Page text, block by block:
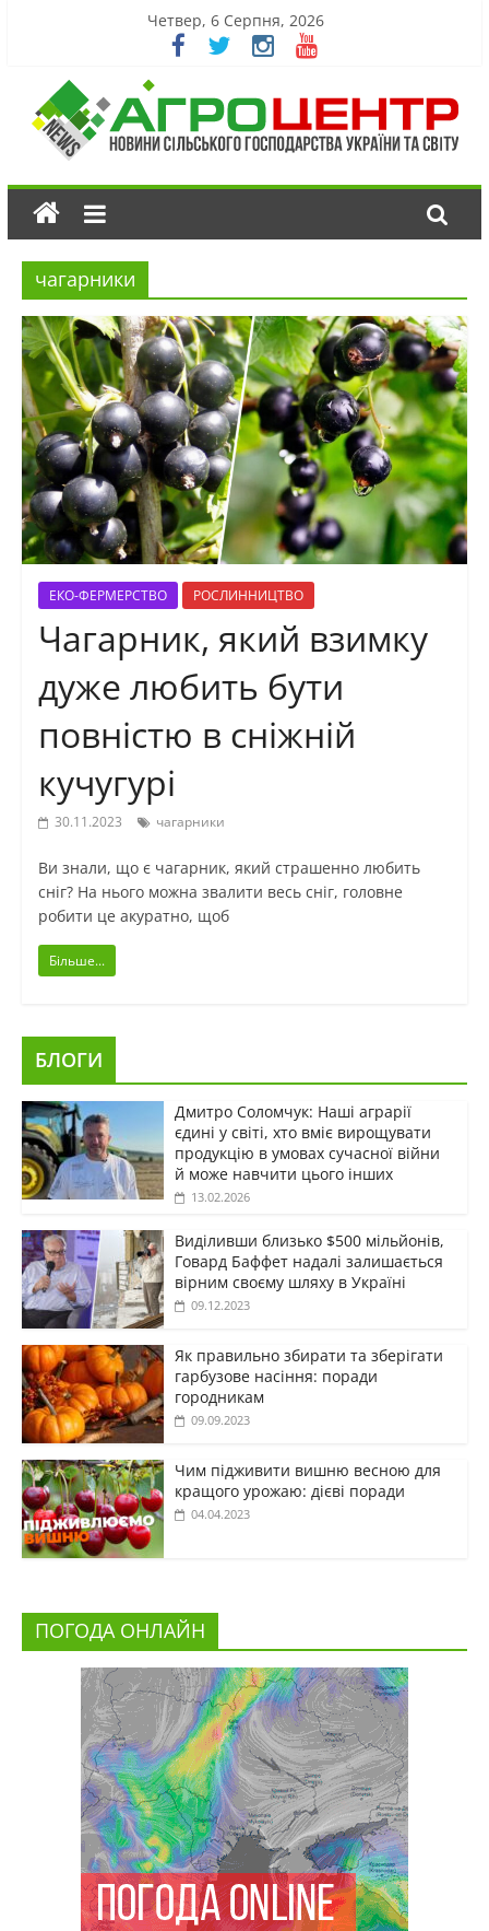
Четвер, 6 Серпня, 2026
чагарники
ЕКО-ФЕРМЕРСТВО РОСЛИННИЦТВО
Чагарник, який взимку
дуже любить бути
повністю в сніжній
кучугурі
30.11.2023 чагарники
Ви знали, що є чагарник, який страшенно любить
сніг? На нього можна звалити весь сніг, головне
робити це акуратно, щоб
Більше...
БЛОГИ
Дмитро Соломчук: Наші аграрії
єдині у світі, хто вміє вирощувати
продукцію в умовах сучасної війни
й може навчити цього інших
13.02.2026
Виділивши близько $500 мільйонів,
Говард Баффет надалі залишається
вірним своєму шляху в Україні
09.12.2023
Як правильно збирати та зберігати
гарбузове насіння: поради
городникам
09.09.2023
Чим підживити вишню весною для
кращого урожаю: дієві поради
04.04.2023
ПОГОДА ОНЛАЙН